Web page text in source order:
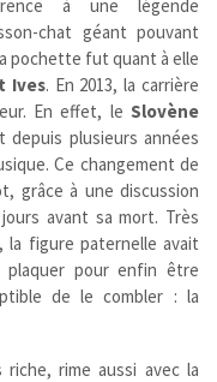
à une légende
chat géant pouvant
pochette fut quant à elle
Ives. En 2013, la carrière
En effet, leSlovène
depuis plusieurs années
Ce changement de
grâce à une discussion
avant sa mort. Très
la figure paternelle avait
pour enfin être
de le combler : la
riche, rime aussi avec la